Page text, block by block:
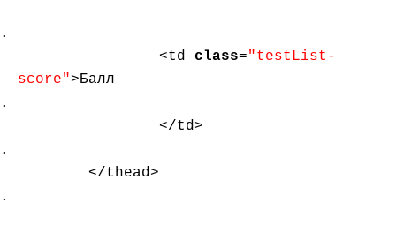
<td class="testList-
score">Балл
</td>
</thead>